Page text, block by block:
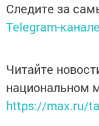
Следите за
Telegram-канале
Читайте
национальном
https://max.ru/